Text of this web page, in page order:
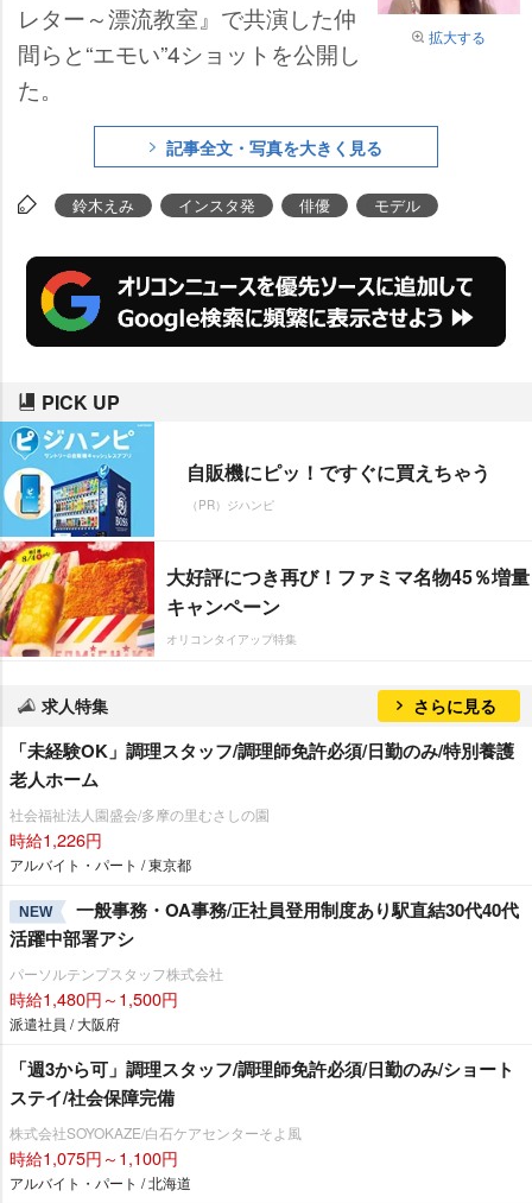
拡大する
レター～漂流教室』で共演した仲
間らと“エモい”4ショットを公開し
た。
記事全文・写真を大きく見る
鈴木えみ インスタ発 俳優 モデル
PICK UP
自販機にピッ！ですぐに買えちゃう
（PR）ジハンピ
大好評につき再び！ファミマ名物45％増量
キャンペーン
オリコンタイアップ特集
求人特集 さらに見る
「未経験OK」調理スタッフ/調理師免許必須/日勤のみ/特別養護
老人ホーム
社会福祉法人園盛会/多摩の里むさしの園
時給1,226円
アルバイト・パート / 東京都
NEW
一般事務・OA事務/正社員登用制度あり駅直結30代40代
活躍中部署アシ
パーソルテンプスタッフ株式会社
時給1,480円～1,500円
派遣社員 / 大阪府
「週3から可」調理スタッフ/調理師免許必須/日勤のみ/ショート
ステイ/社会保障完備
株式会社SOYOKAZE/白石ケアセンターそよ風
時給1,075円～1,100円
アルバイト・パート / 北海道